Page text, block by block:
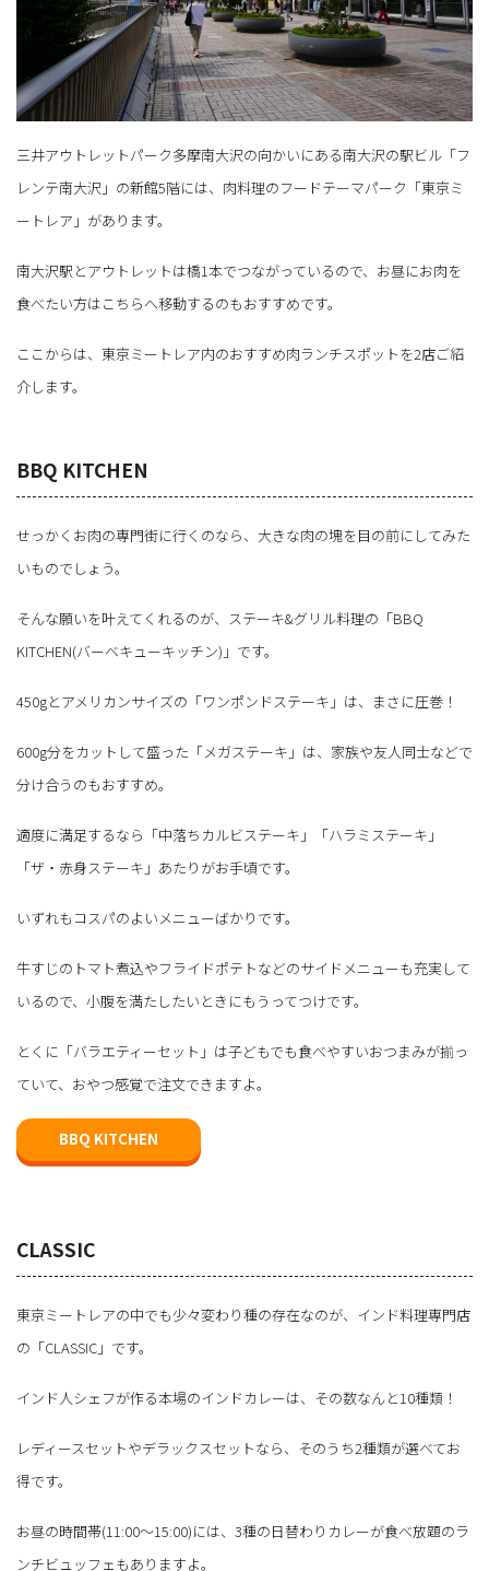
三井アウトレットパーク多摩南大沢の向かいにある南大沢の駅ビル「フ
レンテ南大沢」の新館5階には、肉料理のフードテーマパーク「東京ミ
ートレア」があります。
南大沢駅とアウトレットは橋1本でつながっているので、お昼にお肉を
食べたい方はこちらへ移動するのもおすすめです。
ここからは、東京ミートレア内のおすすめ肉ランチスポットを2店ご紹
介します。
BBQ KITCHEN
せっかくお肉の専門街に行くのなら、大きな肉の塊を目の前にしてみた
いものでしょう。
そんな願いを叶えてくれるのが、ステーキ&グリル料理の「BBQ
KITCHEN(バーベキューキッチン)」です。
450gとアメリカンサイズの「ワンポンドステーキ」は、まさに圧巻！
600g分をカットして盛った「メガステーキ」は、家族や友人同士などで
分け合うのもおすすめ。
適度に満足するなら「中落ちカルビステーキ」「ハラミステーキ」
「ザ・赤身ステーキ」あたりがお手頃です。
いずれもコスパのよいメニューばかりです。
牛すじのトマト煮込やフライドポテトなどのサイドメニューも充実して
いるので、小腹を満たしたいときにもうってつけです。
とくに「バラエティーセット」は子どもでも食べやすいおつまみが揃っ
ていて、おやつ感覚で注文できますよ。
BBQ KITCHEN
CLASSIC
東京ミートレアの中でも少々変わり種の存在なのが、インド料理専門店
の「CLASSIC」です。
インド人シェフが作る本場のインドカレーは、その数なんと10種類！
レディースセットやデラックスセットなら、そのうち2種類が選べてお
得です。
お昼の時間帯(11:00～15:00)には、3種の日替わりカレーが食べ放題のラ
ンチビュッフェもありますよ。